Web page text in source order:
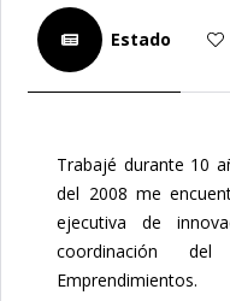
Estado
Trabajé durante 10
del 2008 me
ejecutiva de
coordinación
Emprendimientos.